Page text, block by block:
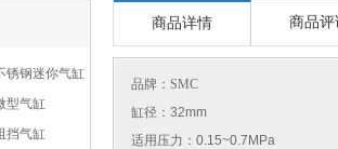
锈钢迷你气缸
型气缸
挡气缸
商品详情 商品评
品牌： SMC
缸径：32mm
适用压力：0.15~0.7MPa